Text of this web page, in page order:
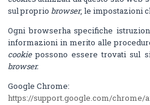
sul proprio browser, le impostazioni
Ogni browserha specifiche
informazioni in merito alle
cookiepossono essere trovati sul
browser.
Google Chrome:
https://support.google.com/chrome/